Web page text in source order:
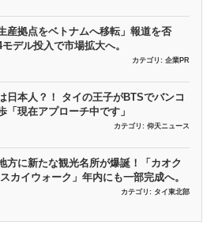
産拠点をベトナムへ移転」報道を否
デル投入で市場拡大へ。
カテゴリ: 企業PR
日本人？！ タイの王子がBTSでバンコ
「現在アプローチ中です」
カテゴリ: 仰天ニュース
方に新たな観光名所が爆誕！「カオク
カイウォーク」年内にも一部完成へ。
カテゴリ: タイ東北部